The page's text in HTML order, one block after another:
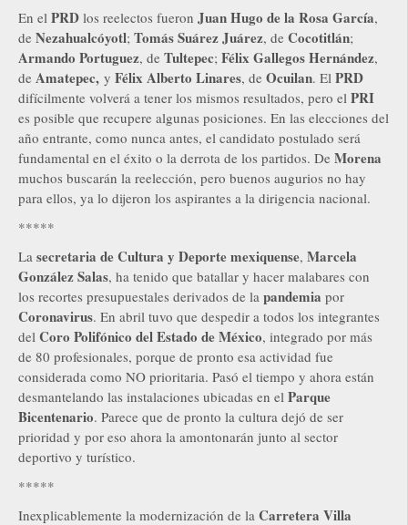
En el PRD los reelectos fueron Juan Hugo de la Rosa García,
de Nezahualcóyotl; Tomás Suárez Juárez, de Cocotitlán;
Armando Portuguez, de Tultepec; Félix Gallegos Hernández,
de Amatepec, y Félix Alberto Linares, de Ocuilan. El PRD
difícilmente volverá a tener los mismos resultados, pero el PRI
es posible que recupere algunas posiciones. En las elecciones del
año entrante, como nunca antes, el candidato postulado será
fundamental en el éxito o la derrota de los partidos. De Morena
muchos buscarán la reelección, pero buenos augurios no hay
para ellos, ya lo dijeron los aspirantes a la dirigencia nacional.
*****
La secretaria de Cultura y Deporte mexiquense, Marcela
González Salas, ha tenido que batallar y hacer malabares con
los recortes presupuestales derivados de la pandemia por
Coronavirus. En abril tuvo que despedir a todos los integrantes
del Coro Polifónico del Estado de México, integrado por más
de 80 profesionales, porque de pronto esa actividad fue
considerada como NO prioritaria. Pasó el tiempo y ahora están
desmantelando las instalaciones ubicadas en el Parque
Bicentenario. Parece que de pronto la cultura dejó de ser
prioridad y por eso ahora la amontonarán junto al sector
deportivo y turístico.
*****
Inexplicablemente la modernización de la Carretera Villa